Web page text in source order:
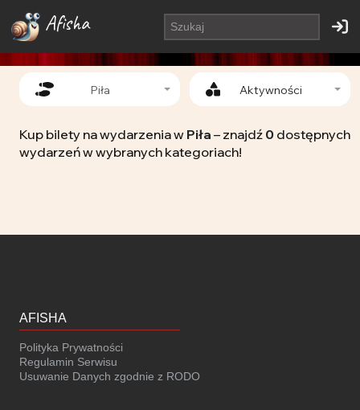
Afisha
Kup bilety na wydarzenia w Piła – znajdź 0 dostępnych
wydarzeń w wybranych kategoriach!
Piła Aktywności
AFISHA
Polityka Prywatności
Regulamin Serwisu
Usuwanie Danych zgodnie z RODO